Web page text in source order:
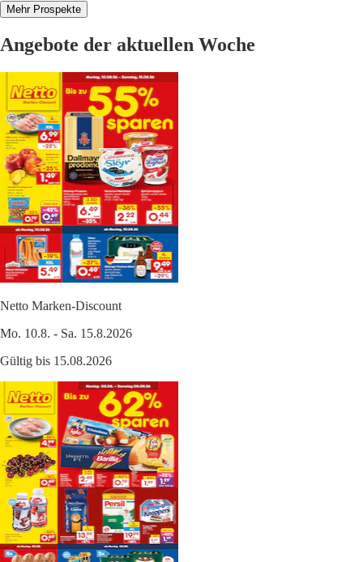
Mehr Prospekte
Angebote der aktuellen Woche
Netto Marken-Discount
Mo. 10.8. - Sa. 15.8.2026
Gültig bis 15.08.2026